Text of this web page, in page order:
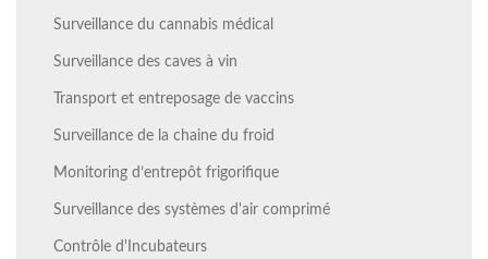
Surveillance du cannabis médical
Surveillance des caves à vin
Transport et entreposage de vaccins
Surveillance de la chaine du froid
Monitoring d’entrepôt frigorifique
Surveillance des systèmes d'air comprimé
Contrôle d'Incubateurs